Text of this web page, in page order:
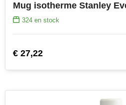
324en stock
€ 27,22